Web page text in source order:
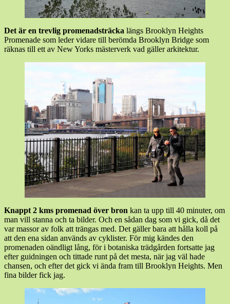
Det är en trevlig promenadsträcka längs Brooklyn Heights
Promenade som leder vidare till berömda Brooklyn Bridge som
räknas till ett av New Yorks mästerverk vad gäller arkitektur.
Knappt 2 kms promenad över bron kan ta upp till 40 minuter, om
man vill stanna och ta bilder. Och en sådan dag som vi gick, då det
var massor av folk att trängas med. Det gäller bara att hålla koll på
att den ena sidan används av cyklister. För mig kändes den
promenaden oändligt lång, för i botaniska trädgården fortsatte jag
efter guidningen och tittade runt på det mesta, när jag väl hade
chansen, och efter det gick vi ända fram till Brooklyn Heights. Men
fina bilder fick jag.